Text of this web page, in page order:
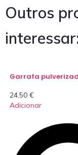
Outros
interessar:
Garrafa
24,50 €
Adicionar